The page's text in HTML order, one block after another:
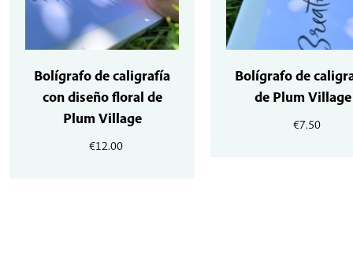
€12.00
Bolígrafo de caligrafía
con diseño floral de
Plum Village
€7.50
Bolígrafo de
de Plum Village